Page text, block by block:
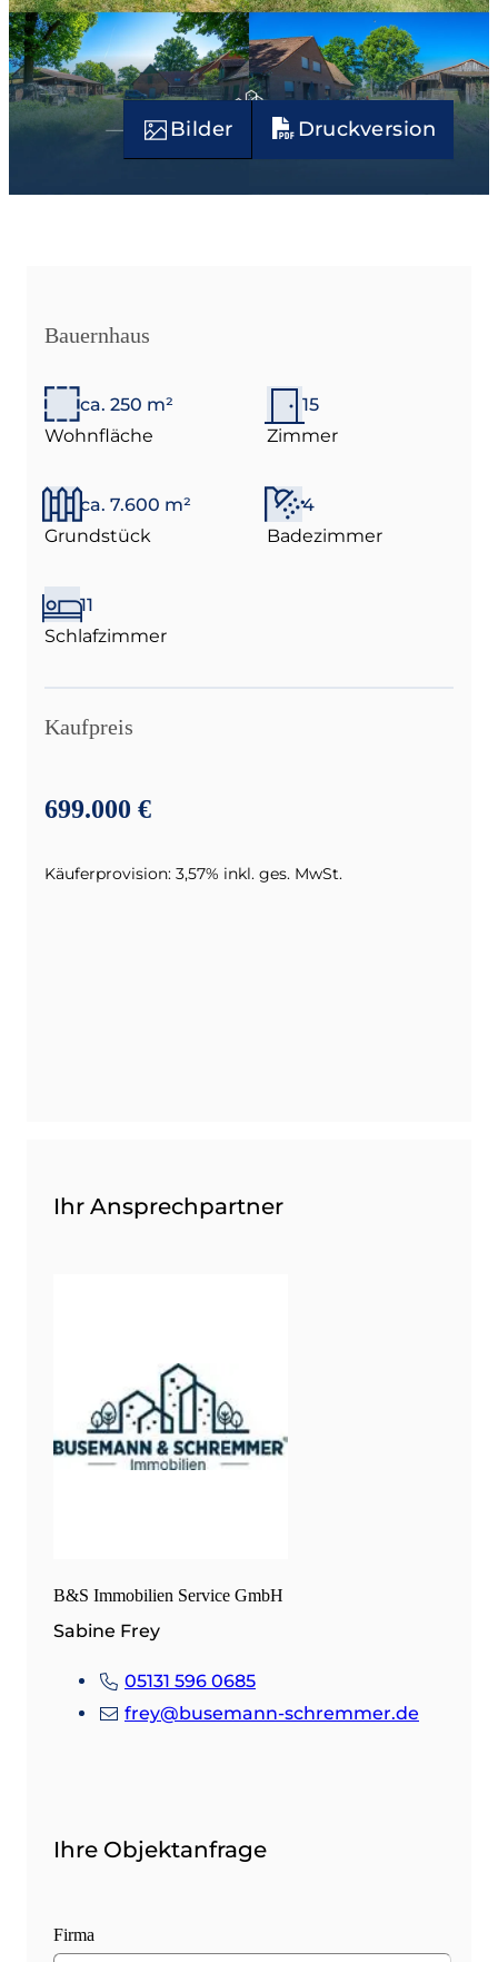
Bilder Druckversion
Bauernhaus
ca. 250 m²
Wohnfläche
15
Zimmer
ca. 7.600 m²
Grundstück
4
Badezimmer
11
Schlafzimmer
Kaufpreis
699.000 €
Käuferprovision: 3,57% inkl. ges. MwSt.
Ihr Ansprechpartner
B&S Immobilien Service GmbH
Sabine Frey
05131 596 0685
frey@busemann-schremmer.de
Ihre Objektanfrage
Firma